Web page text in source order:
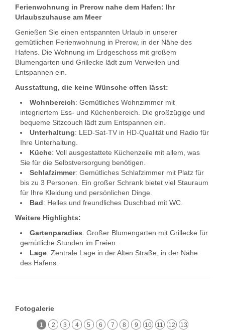
Ferienwohnung in Prerow nahe dem Hafen: Ihr
Urlaubszuhause am Meer
Genießen Sie einen entspannten Urlaub in unserer
gemütlichen Ferienwohnung in Prerow, in der Nähe des
Hafens. Die Wohnung im Erdgeschoss mit großem
Blumengarten und Grillecke lädt zum Verweilen und
Entspannen ein.
Ausstattung, die keine Wünsche offen lässt:
Wohnbereich: Gemütliches Wohnzimmer mit
integriertem Ess- und Küchenbereich. Die großzügige und
bequeme Sitzcouch lädt zum Entspannen ein.
Unterhaltung: LED-Sat-TV in HD-Qualität und Radio für
Ihre Unterhaltung.
Küche: Voll ausgestattete Küchenzeile mit allem, was
Sie für die Selbstversorgung benötigen.
Schlafzimmer: Gemütliches Schlafzimmer mit Platz für
bis zu 3 Personen. Ein großer Schrank bietet viel Stauraum
für Ihre Kleidung und persönlichen Dinge.
Bad: Helles und freundliches Duschbad mit WC.
Weitere Highlights:
Gartenparadies: Großer Blumengarten mit Grillecke für
gemütliche Stunden im Freien.
Lage: Zentrale Lage in der Alten Straße, in der Nähe
des Hafens.
Fotogalerie
1 2 3 4 5 6 7 8 9 10 11 12
13